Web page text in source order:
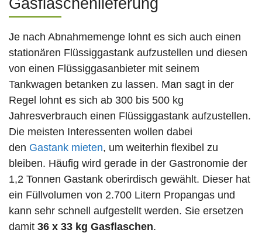
Gasflaschenlieferung
Je nach Abnahmemenge lohnt es sich auch einen
stationären Flüssiggastank aufzustellen und diesen
von einen Flüssiggasanbieter mit seinem
Tankwagen betanken zu lassen. Man sagt in der
Regel lohnt es sich ab 300 bis 500 kg
Jahresverbrauch einen Flüssiggastank aufzustellen.
Die meisten Interessenten wollen dabei
den Gastank mieten, um weiterhin flexibel zu
bleiben. Häufig wird gerade in der Gastronomie der
1,2 Tonnen Gastank oberirdisch gewählt. Dieser hat
ein Füllvolumen von 2.700 Litern Propangas und
kann sehr schnell aufgestellt werden. Sie ersetzen
damit 36 x 33 kg Gasflaschen.